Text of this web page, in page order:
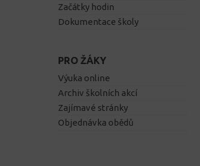
Začátky hodin
Dokumentace školy
PRO ŽÁKY
Výuka online
Archiv školních akcí
Zajímavé stránky
Objednávka obědů